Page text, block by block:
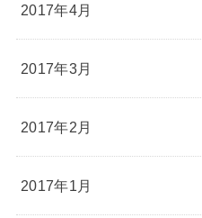
2017年4月
2017年3月
2017年2月
2017年1月